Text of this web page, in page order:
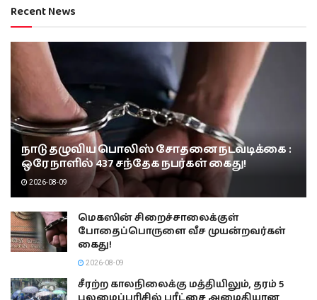
Recent News
நாடு தழுவிய பொலிஸ் சோதனை நடவடிக்கை :
ஒரே நாளில் 437 சந்தேக நபர்கள் கைது!
2026-08-09
மெகஸின் சிறைச்சாலைக்குள்
போதைப்பொருளை வீச முயன்றவர்கள்
கைது!
2026-08-09
சீரற்ற காலநிலைக்கு மத்தியிலும், தரம் 5